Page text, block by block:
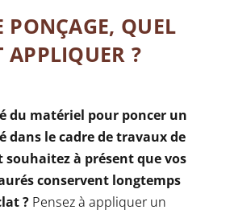
PONÇAGE, QUEL
APPLIQUER ?
du matériel pour poncer un
dans le cadre de travaux de
à présent que vos
conservent longtemps
?Pensez à appliquer un